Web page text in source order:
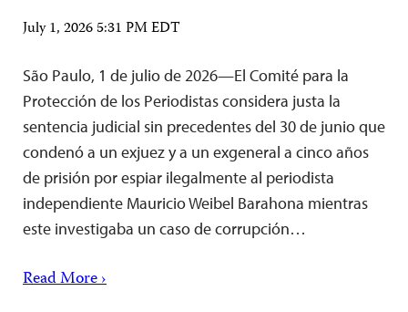
July 1, 2026 5:31 PM EDT
São Paulo, 1 de julio de 2026—El Comité para la
Protección de los Periodistas considera justa la
sentencia judicial sin precedentes del 30 de junio que
condenó a un exjuez y a un exgeneral a cinco años
de prisión por espiar ilegalmente al periodista
independiente Mauricio Weibel Barahona mientras
este investigaba un caso de corrupción…
Read More ›